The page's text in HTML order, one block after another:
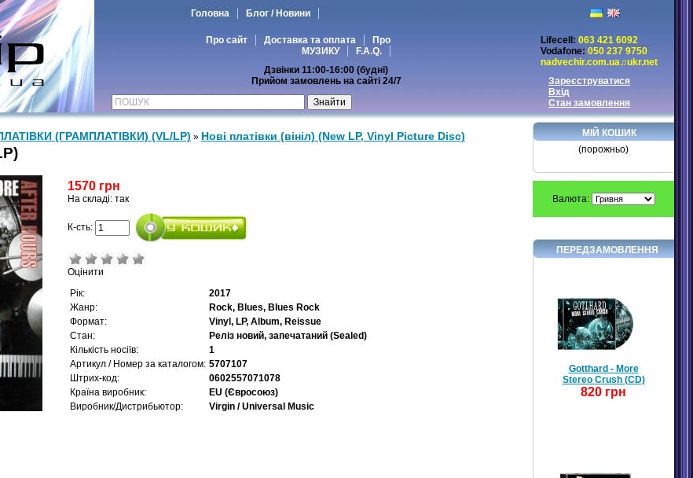
Головна Блог / Новини
Про сайт Доставка та оплата
Про
МУЗИКУ
F.A.Q.
Дзвінки 11:00-16:00 (будні)
Прийом замовлень на сайті 24/7
Lifecell: 063 421 6092
Vodafone: 050 237 9750
nadvechir.com.ua♫ukr.net
Зареєструватися
Вхід
Стан замовлення
(ГРАМПЛАТІВКИ) (VL/LP) » Нові платівки (вініл) (New LP, Vinyl Picture Disc)
1570 грн
На складі: так
К-сть:
Оцінити
Рік:
2017
Жанр:
Rock, Blues, Blues Rock
Формат:
Vinyl, LP, Album, Reissue
Стан:
Реліз новий, запечатаний (Sealed)
Кількість носіїв:
1
Артикул / Номер за каталогом: 5707107
Штрих-код:
0602557071078
Країна виробник:
EU (Євросоюз)
Виробник/Дистрибьютор:
Virgin / Universal Music
МІЙ КОШИК
(порожньо)
Валюта:
ПЕРЕДЗАМОВЛЕННЯ
Gotthard - More
Stereo Crush (CD)
820 грн